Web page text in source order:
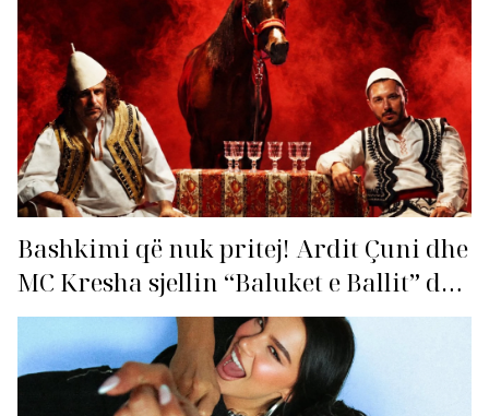
Bashkimi që nuk pritej! Ardit Çuni dhe
MC Kresha sjellin “Baluket e Ballit” dhe
ndezin rrjetin!